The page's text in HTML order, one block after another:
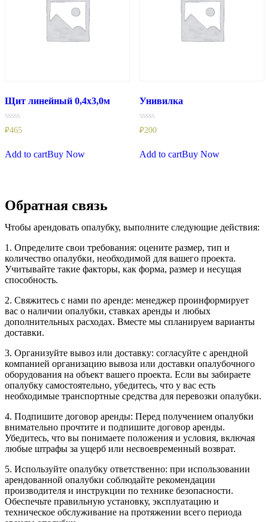
Щит линейный 0,4х3,0м
Rated
0
of
5
₽465
Add to cartBuy Now
Унивилка
Rated
0
of
5
₽200
Add to cartBuy Now
Обратная связь
Чтобы арендовать опалубку, выполните следующие действия:
1. Определите свои требования: оцените размер, тип и
количество опалубки, необходимой для вашего проекта.
Учитывайте такие факторы, как форма, размер и несущая
способность.
2. Свяжитесь с нами по аренде: менеджер проинформирует
вас о наличии опалубки, ставках аренды и любых
дополнительных расходах. Вместе мы спланируем варианты
доставки.
3. Организуйте вывоз или доставку: согласуйте с арендной
компанией организацию вывоза или доставки опалубочного
оборудования на объект вашего проекта. Если вы забираете
опалубку самостоятельно, убедитесь, что у вас есть
необходимые транспортные средства для перевозки опалубки.
4. Подпишите договор аренды: Перед получением опалубки
внимательно прочтите и подпишите договор аренды.
Убедитесь, что вы понимаете положения и условия, включая
любые штрафы за ущерб или несвоевременный возврат.
5. Используйте опалубку ответственно: при использовании
арендованной опалубки соблюдайте рекомендации
производителя и инструкции по технике безопасности.
Обеспечьте правильную установку, эксплуатацию и
техническое обслуживание на протяжении всего периода